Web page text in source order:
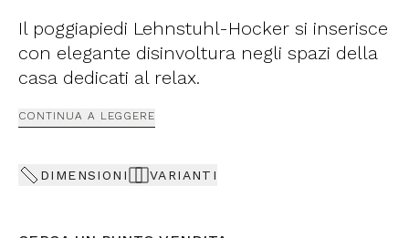
Il poggiapiedi Lehnstuhl-Hocker si inserisce
con elegante disinvoltura negli spazi della
casa dedicati al relax.
CONTINUA A LEGGERE
DIMENSIONI VARIANTI